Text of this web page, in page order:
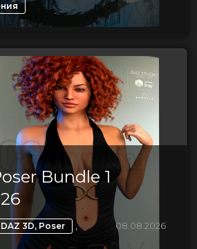
Bundle 1
DAZ 3D, Poser , 08.08.2026